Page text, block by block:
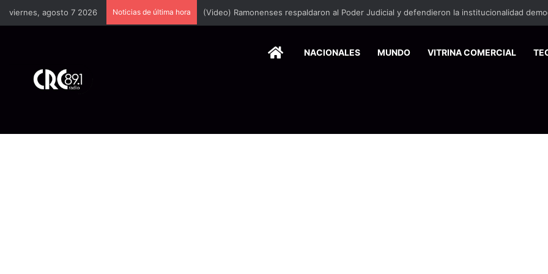
viernes, agosto 7 2026 Noticias de última hora
HOMENACIONALES MUNDO VITRINA COMERCIAL